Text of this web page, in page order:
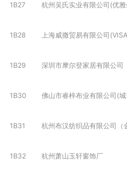
1B27 杭州吴氏实业有限公司(优雅
1B28 上海威撒贸易有限公司
1B29 深圳市摩尔登家居有限公司
1B30 佛山市睿梓布业有限公司(城
1B31 杭州布汉纺织品有限公司（
1B32 杭州萧山玉轩窗饰厂